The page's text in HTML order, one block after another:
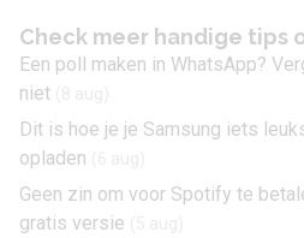
Check meer handige tips
Een poll maken in WhatsApp?
niet
Dit is hoe je je Samsung iets
opladen
Geen zin om voor Spotify te
gratis versie